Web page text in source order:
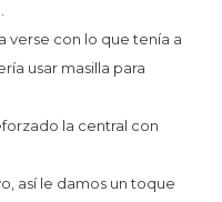
verse con lo que tenía a
usar masilla para
la central con
así le damos un toque